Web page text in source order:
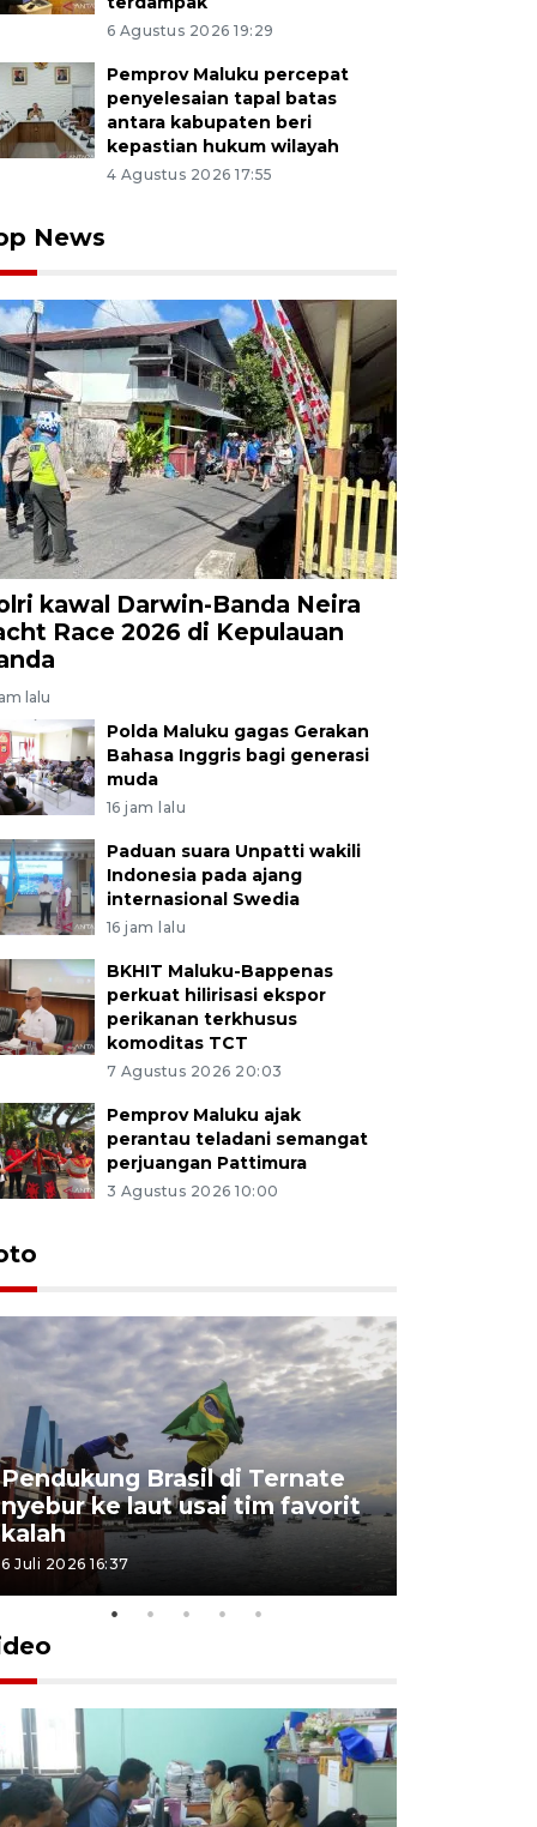
6 Agustus 2026 19:29
Pemprov Maluku percepat
penyelesaian tapal batas
antara kabupaten beri
kepastian hukum wilayah
4 Agustus 2026 17:55
News
kawal Darwin-Banda Neira
Race 2026 di Kepulauan
lalu
Polda Maluku gagas Gerakan
Bahasa Inggris bagi generasi
muda
16 jam lalu
Paduan suara Unpatti wakili
Indonesia pada ajang
internasional Swedia
16 jam lalu
BKHIT Maluku-Bappenas
perkuat hilirisasi ekspor
perikanan terkhusus
komoditas TCT
7 Agustus 2026 20:03
Pemprov Maluku ajak
perantau teladani semangat
perjuangan Pattimura
3 Agustus 2026 10:00
Pendukung Brasil di Ternate
nyebur ke laut usai tim favorit
kalah
6 Juli 2026 16:37